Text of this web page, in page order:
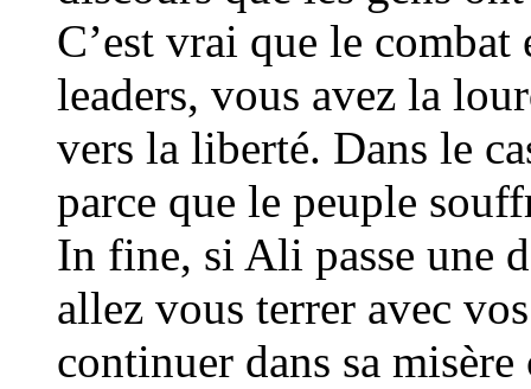
C’est vrai que le combat
leaders, vous avez la
vers la liberté. Dans le
parce que le peuple
In fine, si Ali passe une
allez vous terrer avec
continuer dans sa